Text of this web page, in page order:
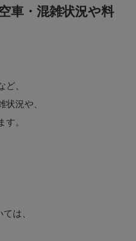
車・混雑状況や料
ど、
状況や、
す。
は、